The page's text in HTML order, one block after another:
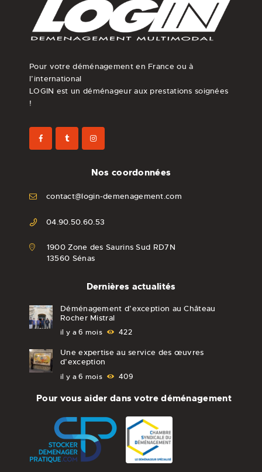
Pour votre déménagement en France ou à
l’international
LOGIN est un déménageur aux prestations soignées
!
Nos coordonnées
contact@login-demenagement.com
04.90.50.60.53
1900 Zone des Saurins Sud RD7N
13560 Sénas
Dernières actualités
Déménagement d’exception au Château
Rocher Mistral
il y a 6 mois 422
Une expertise au service des œuvres
d’exception
il y a 6 mois 409
Pour vous aider dans votre déménagement